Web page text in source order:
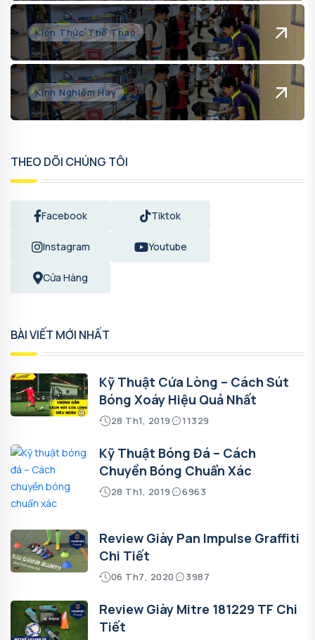
Kiến Thức Thể Thao
Kinh Nghiệm Hay
THEO DÕI CHÚNG TÔI
Facebook Tiktok
Instagram Youtube
Cửa Hàng
BÀI VIẾT MỚI NHẤT
Kỹ Thuật Cứa Lòng – Cách Sút
Bóng Xoáy Hiệu Quả Nhất
28 Th1, 2019 11329
Kỹ Thuật Bóng Đá – Cách
Chuyền Bóng Chuẩn Xác
28 Th1, 2019 6963
Review Giày Pan Impulse Graffiti
Chi Tiết
06 Th7, 2020 3987
Review Giày Mitre 181229 TF Chi
Tiết